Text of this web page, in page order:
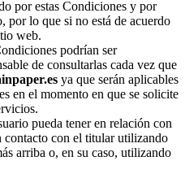
por estas Condiciones y por
por lo que si no está de acuerdo
web.
podrían ser
de consultarlas cada vez que
ya que serán aplicables
en el momento en que se solicite
pueda tener en relación con
contacto con el titular utilizando
arriba o, en su caso, utilizando